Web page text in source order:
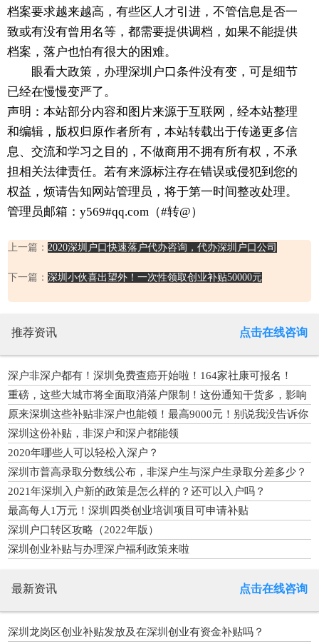
档案要求越来越高，有些区人才引进，不管信息是否一
致或有没有曾用名等，都需要提供调档，如果不能提供
档案，落户也怕有很大的困难。
眼看大政策，办理深圳户口条件没有变，可是细节
已经在慢慢变严了。
声明：本站部分内容和图片来源于互联网，经本站整理
和编辑，版权归原作者所有，本站转载出于传递更多信
息、交流和学习之目的，不做商用不拥有所有权，不承
担相关法律责任。若有来源标注存在错误或侵犯到您的
权益，烦请告知网站管理员，将于第一时间整改处理。
管理员邮箱：y569#qq.com（#转@）
上一篇： 2020深圳户口快速落户代办咨询，代办深圳户口公司
下一篇： 深圳小伙喜出望外！一次性领取创业补贴50000元
推荐资讯 点击在线咨询
深户非深户都有！深圳免费查癌开始啦！164家社康可报名！
重磅，这些大城市将全面取消落户限制！这份通知干货多，影响
大
原来深圳这些补贴非深户也能领！最高9000元！别说我没告诉你
深圳这份补贴，非深户和深户都能领
2020年哪些人可以轻松入深户？
深圳市普高录取分数线公布，非深户生与深户生录取分差多少？
2021年深圳入户新的政策是怎么样的？还可以入户吗？
最高每人1万元！深圳四类创业培训项目可申请补贴
深圳户口转区攻略（2022年版）
深圳创业补贴与办理深户福利政策来啦
最新资讯 点击在线咨询
深圳龙岗区创业补贴发放及在深圳创业有资金补贴吗？